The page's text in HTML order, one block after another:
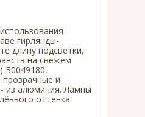
гирлянды-
длину подсветки,
на свежем
Б0049180,
и
из алюминия. Лампы
оттенка.